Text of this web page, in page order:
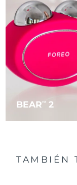
BEARTM 2
TAMBIÉN